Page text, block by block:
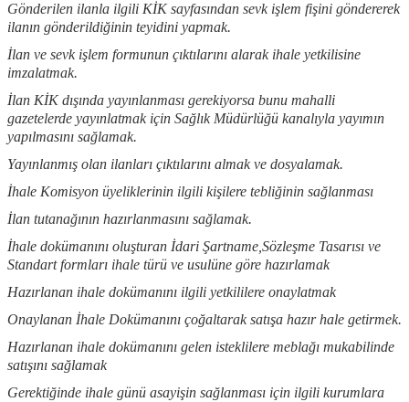
Gönderilen ilanla ilgili KİK sayfasından sevk işlem fişini göndererek
ilanın gönderildiğinin teyidini yapmak.
İlan ve sevk işlem formunun çıktılarını alarak ihale yetkilisine
imzalatmak.
İlan KİK dışında yayınlanması gerekiyorsa bunu mahalli
gazetelerde yayınlatmak için Sağlık Müdürlüğü kanalıyla yayımın
yapılmasını sağlamak.
Yayınlanmış olan ilanları çıktılarını almak ve dosyalamak.
İhale Komisyon üyeliklerinin ilgili kişilere tebliğinin sağlanması
İlan tutanağının hazırlanmasını sağlamak.
İhale dokümanını oluşturan İdari Şartname,Sözleşme Tasarısı ve
Standart formları ihale türü ve usulüne göre hazırlamak
Hazırlanan ihale dokümanını ilgili yetkililere onaylatmak
Onaylanan İhale Dokümanını çoğaltarak satışa hazır hale getirmek.
Hazırlanan ihale dokümanını gelen isteklilere meblağı mukabilinde
satışını sağlamak
Gerektiğinde ihale günü asayişin sağlanması için ilgili kurumlara